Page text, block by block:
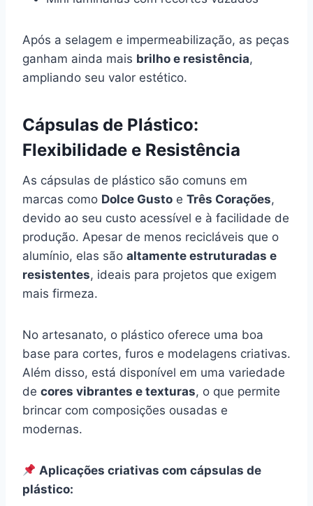
Após a selagem e impermeabilização, as peças
ganham ainda mais brilho e resistência,
ampliando seu valor estético.
Cápsulas de Plástico:
Flexibilidade e Resistência
As cápsulas de plástico são comuns em
marcas como Dolce Gusto e Três Corações,
devido ao seu custo acessível e à facilidade de
produção. Apesar de menos recicláveis que o
alumínio, elas são altamente estruturadas e
resistentes, ideais para projetos que exigem
mais firmeza.
No artesanato, o plástico oferece uma boa
base para cortes, furos e modelagens criativas.
Além disso, está disponível em uma variedade
de cores vibrantes e texturas, o que permite
brincar com composições ousadas e
modernas.
Aplicações criativas com cápsulas de
plástico: